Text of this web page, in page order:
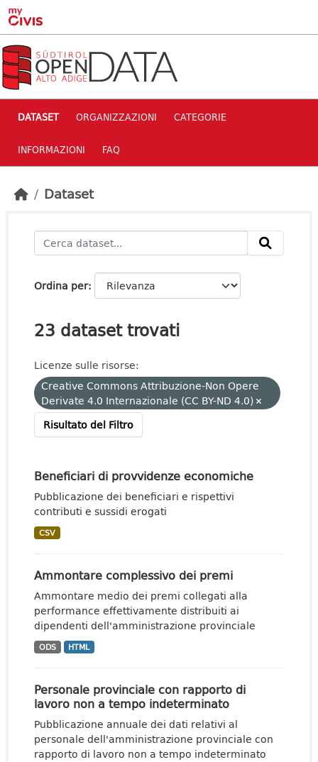
Skip to main content
DATASET ORGANIZZAZIONI CATEGORIE
INFORMAZIONI FAQ
Dataset
Ordina per
23 dataset trovati
Licenze sulle risorse:
Creative Commons Attribuzione-Non Opere
Derivate 4.0 Internazionale (CC BY-ND 4.0)
Risultato del Filtro
Beneficiari di provvidenze economiche
Pubblicazione dei beneficiari e rispettivi
contributi e sussidi erogati
CSV
Ammontare complessivo dei premi
Ammontare medio dei premi collegati alla
performance effettivamente distribuiti ai
dipendenti dell'amministrazione provinciale
ODS HTML
Personale provinciale con rapporto di
lavoro non a tempo indeterminato
Pubblicazione annuale dei dati relativi al
personale dell'amministrazione provinciale con
rapporto di lavoro non a tempo indeterminato